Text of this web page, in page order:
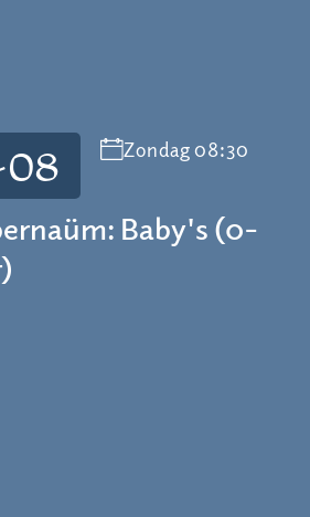
Zondag 08:30
Baby's (0-